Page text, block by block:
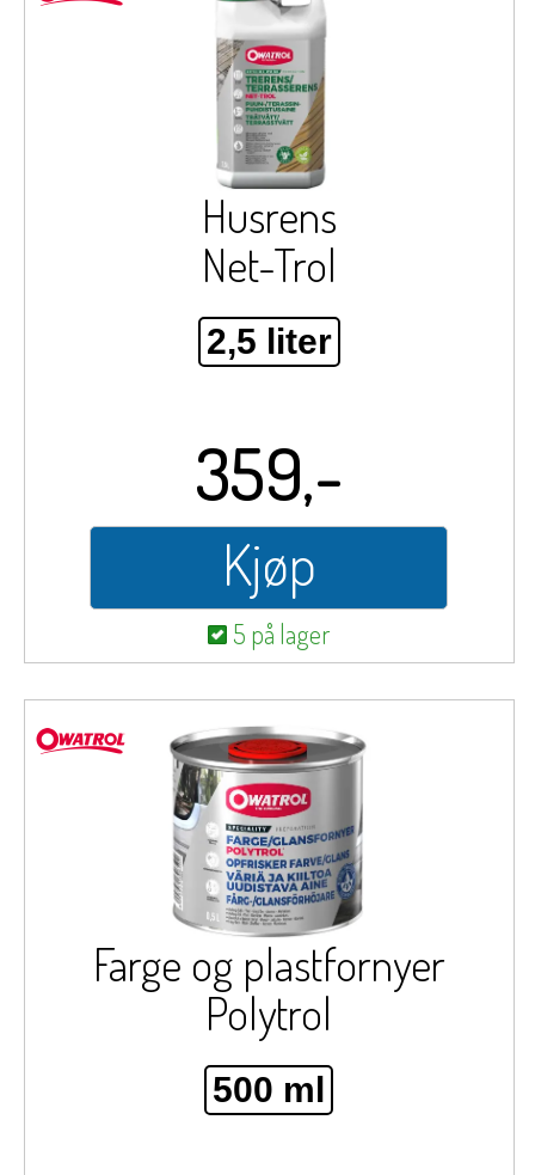
Husrens
Net-Trol
2,5 liter
359,-
Kjøp
5 på lager
Farge og plastfornyer
Polytrol
500 ml